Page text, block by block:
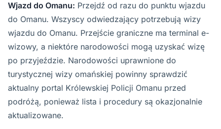
Wjazd do Omanu: Przejdź od razu do punktu wjazdu
do Omanu. Wszyscy odwiedzający potrzebują wizy
wjazdu do Omanu. Przejście graniczne ma terminal e-
wizowy, a niektóre narodowości mogą uzyskać wizę
po przyjeździe. Narodowości uprawnione do
turystycznej wizy omańskiej powinny sprawdzić
aktualny portal Królewskiej Policji Omanu przed
podróżą, ponieważ lista i procedury są okazjonalnie
aktualizowane.